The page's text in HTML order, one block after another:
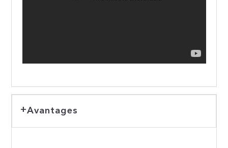
Avantages